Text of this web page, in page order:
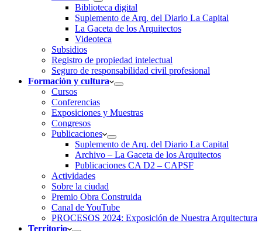
Biblioteca digital
Suplemento de Arq. del Diario La Capital
La Gaceta de los Arquitectos
Videoteca
Subsidios
Registro de propiedad intelectual
Seguro de responsabilidad civil profesional
Formación y cultura
Cursos
Conferencias
Exposiciones y Muestras
Congresos
Publicaciones
Suplemento de Arq. del Diario La Capital
Archivo – La Gaceta de los Arquitectos
Publicaciones CA D2 – CAPSF
Actividades
Sobre la ciudad
Premio Obra Construida
Canal de YouTube
PROCESOS 2024: Exposición de Nuestra Arquitectura
Territorio